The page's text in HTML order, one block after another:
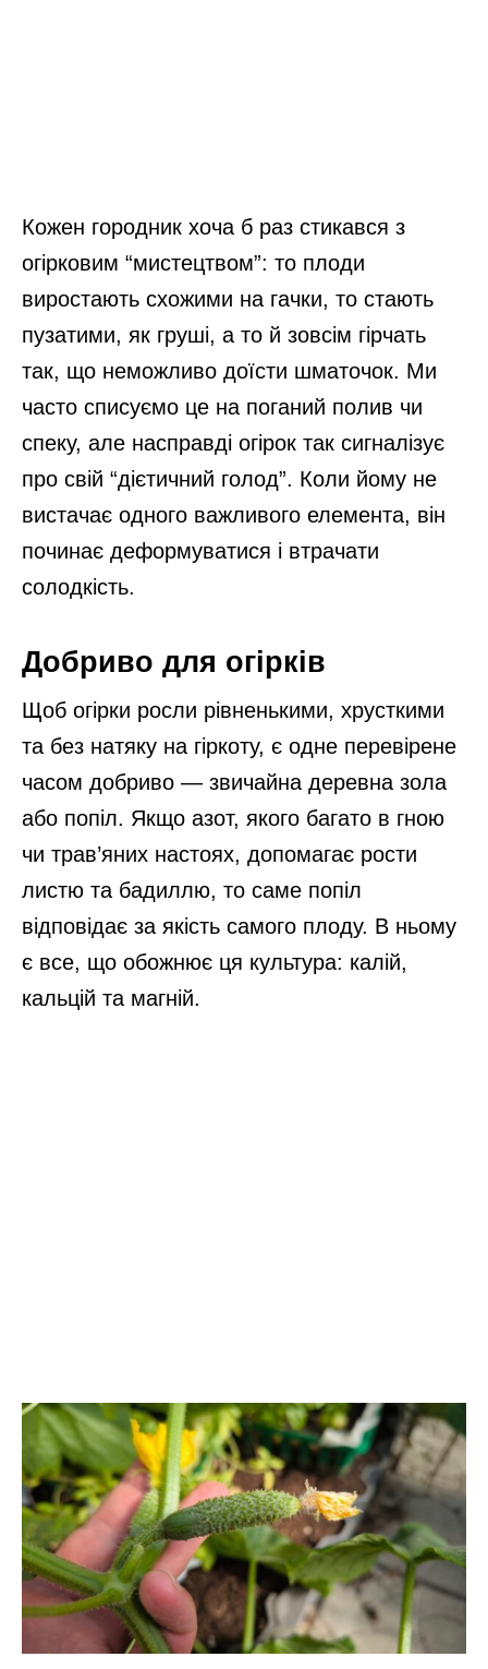
Кожен городник хоча б раз стикався з
огірковим “мистецтвом”: то плоди
виростають схожими на гачки, то стають
пузатими, як груші, а то й зовсім гірчать
так, що неможливо доїсти шматочок. Ми
часто списуємо це на поганий полив чи
спеку, але насправді огірок так сигналізує
про свій “дієтичний голод”. Коли йому не
вистачає одного важливого елемента, він
починає деформуватися і втрачати
солодкість.
Добриво для огірків
Щоб огірки росли рівненькими, хрусткими
та без натяку на гіркоту, є одне перевірене
часом добриво — звичайна деревна зола
або попіл. Якщо азот, якого багато в гною
чи трав’яних настоях, допомагає рости
листю та бадиллю, то саме попіл
відповідає за якість самого плоду. В ньому
є все, що обожнює ця культура: калій,
кальцій та магній.